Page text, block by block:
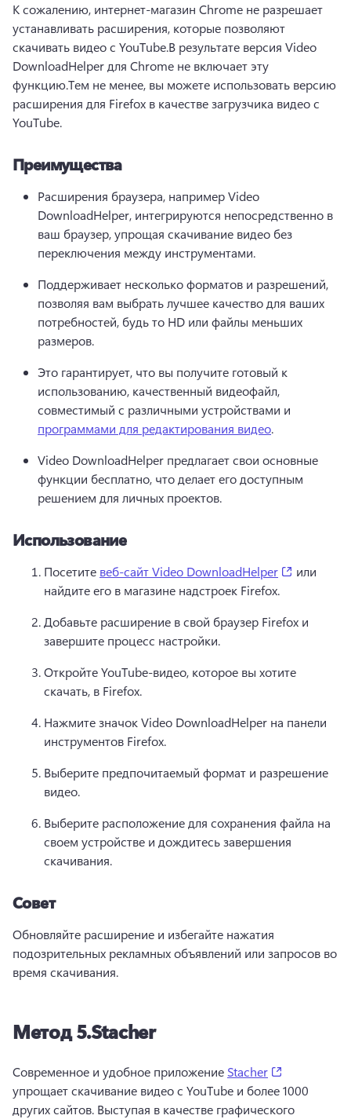
К сожалению, интернет-магазин Chrome не разрешает
устанавливать расширения, которые позволяют
скачивать видео с YouTube.В результате версия Video
DownloadHelper для Chrome не включает эту
функцию.Тем не менее, вы можете использовать версию
расширения для Firefox в качестве загрузчика видео с
YouTube.
Преимущества
Расширения браузера, например Video
DownloadHelper, интегрируются непосредственно в
ваш браузер, упрощая скачивание видео без
переключения между инструментами.
Поддерживает несколько форматов и разрешений,
позволяя вам выбрать лучшее качество для ваших
потребностей, будь то HD или файлы меньших
размеров.
Это гарантирует, что вы получите готовый к
использованию, качественный видеофайл,
совместимый с различными устройствами и
программами для редактирования видео.
Video DownloadHelper предлагает свои основные
функции бесплатно, что делает его доступным
решением для личных проектов.
Использование
Посетите веб-сайт Video DownloadHelper (opens in
или
найдите его в магазине надстроек Firefox.
Добавьте расширение в свой браузер Firefox и
завершите процесс настройки.
Откройте YouTube-видео, которое вы хотите
скачать, в Firefox.
Нажмите значок Video DownloadHelper на панели
инструментов Firefox.
Выберите предпочитаемый формат и разрешение
видео.
Выберите расположение для сохранения файла на
своем устройстве и дождитесь завершения
скачивания.
Совет
Обновляйте расширение и избегайте нажатия
подозрительных рекламных объявлений или запросов во
время скачивания.
Метод 5.Stacher
Современное и удобное приложение Stacher
упрощает скачивание видео с YouTube и более 1000
других сайтов. Выступая в качестве графического